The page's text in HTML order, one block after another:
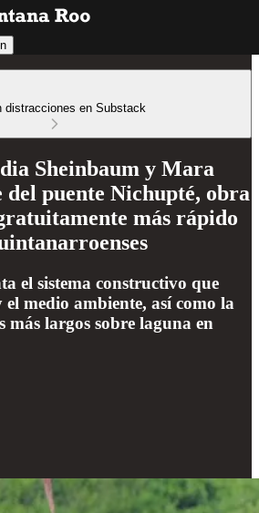
distracciones en Substack
Sheinbaum y Mara
del puente Nichupté, obra
más rápido
el sistema constructivo que
el medio ambiente, así como la
más largos sobre laguna en